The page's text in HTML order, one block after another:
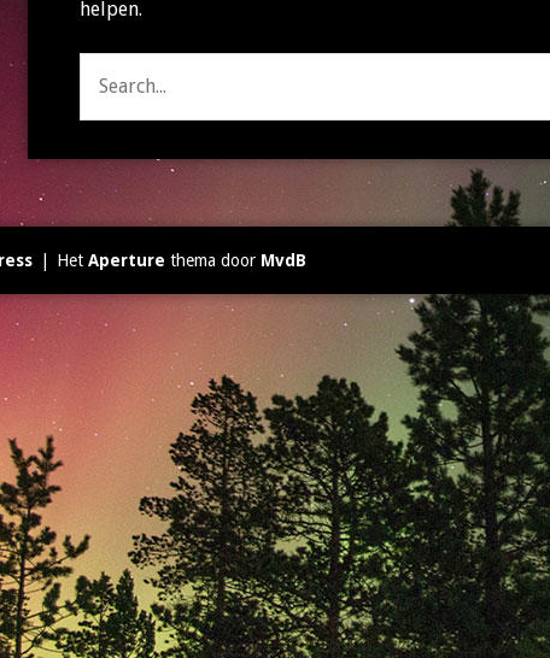
helpen.
Zoeken
naar:
| HetAperture thema door MvdB